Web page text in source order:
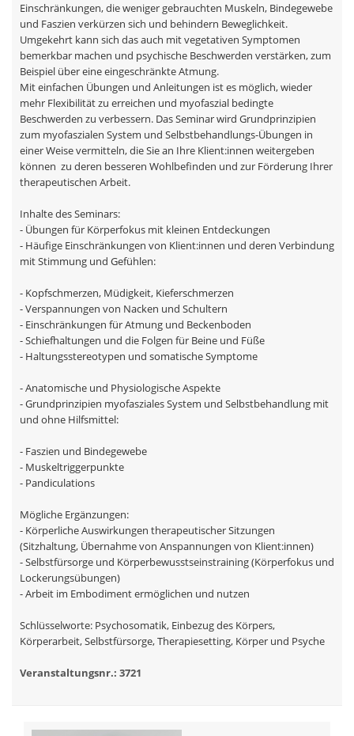
Einschränkungen, die weniger gebrauchten Muskeln, Bindegewebe
und Faszien verkürzen sich und behindern Beweglichkeit.
Umgekehrt kann sich das auch mit vegetativen Symptomen
bemerkbar machen und psychische Beschwerden verstärken, zum
Beispiel über eine eingeschränkte Atmung.
Mit einfachen Übungen und Anleitungen ist es möglich, wieder
mehr Flexibilität zu erreichen und myofaszial bedingte
Beschwerden zu verbessern. Das Seminar wird Grundprinzipien
zum myofaszialen System und Selbstbehandlungs-Übungen in
einer Weise vermitteln, die Sie an Ihre Klient:innen weitergeben
können  zu deren besseren Wohlbefinden und zur Förderung Ihrer
therapeutischen Arbeit.
Inhalte des Seminars:
- Übungen für Körperfokus mit kleinen Entdeckungen
- Häufige Einschränkungen von Klient:innen und deren Verbindung
mit Stimmung und Gefühlen:
- Kopfschmerzen, Müdigkeit, Kieferschmerzen
- Verspannungen von Nacken und Schultern
- Einschränkungen für Atmung und Beckenboden
- Schiefhaltungen und die Folgen für Beine und Füße
- Haltungsstereotypen und somatische Symptome
- Anatomische und Physiologische Aspekte
- Grundprinzipien myofasziales System und Selbstbehandlung mit
und ohne Hilfsmittel:
- Faszien und Bindegewebe
- Muskeltriggerpunkte
- Pandiculations
Mögliche Ergänzungen:
- Körperliche Auswirkungen therapeutischer Sitzungen
(Sitzhaltung, Übernahme von Anspannungen von Klient:innen)
- Selbstfürsorge und Körperbewusstseinstraining (Körperfokus und
Lockerungsübungen)
- Arbeit im Embodiment ermöglichen und nutzen
Schlüsselworte: Psychosomatik, Einbezug des Körpers,
Körperarbeit, Selbstfürsorge, Therapiesetting, Körper und Psyche
Veranstaltungsnr.: 3721